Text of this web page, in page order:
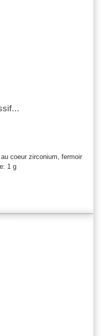
coeur zirconium, fermoir
1 g